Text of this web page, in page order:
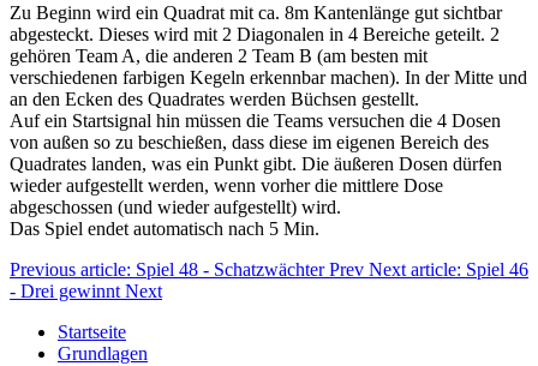
Zu Beginn wird ein Quadrat mit ca. 8m Kantenlänge gut sichtbar
abgesteckt. Dieses wird mit 2 Diagonalen in 4 Bereiche geteilt. 2
gehören Team A, die anderen 2 Team B (am besten mit
verschiedenen farbigen Kegeln erkennbar machen). In der Mitte und
an den Ecken des Quadrates werden Büchsen gestellt.
Auf ein Startsignal hin müssen die Teams versuchen die 4 Dosen
von außen so zu beschießen, dass diese im eigenen Bereich des
Quadrates landen, was ein Punkt gibt. Die äußeren Dosen dürfen
wieder aufgestellt werden, wenn vorher die mittlere Dose
abgeschossen (und wieder aufgestellt) wird.
Das Spiel endet automatisch nach 5 Min.
Previous article: Spiel 48 - SchatzwächterPrev Next article: Spiel 46
- Drei gewinnt Next
Startseite
Grundlagen